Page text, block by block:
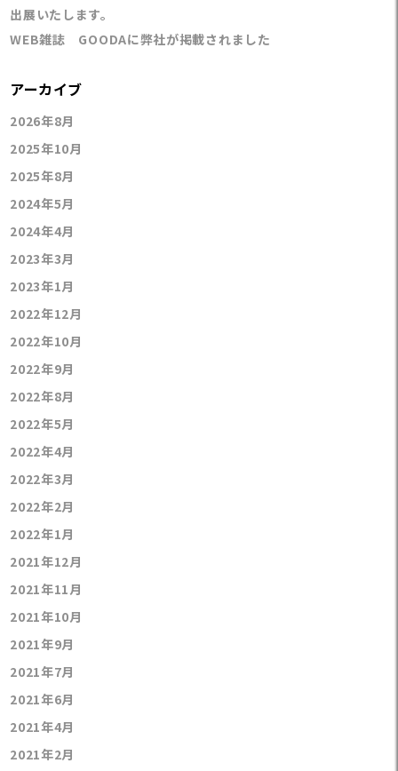
出展いたします。
WEB雑誌 GOODAに弊社が掲載されました
アーカイブ
2026年8月
2025年10月
2025年8月
2024年5月
2024年4月
2023年3月
2023年1月
2022年12月
2022年10月
2022年9月
2022年8月
2022年5月
2022年4月
2022年3月
2022年2月
2022年1月
2021年12月
2021年11月
2021年10月
2021年9月
2021年7月
2021年6月
2021年4月
2021年2月